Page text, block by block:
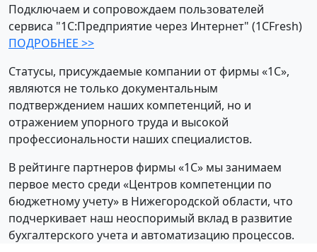
Подключаем и сопровождаем пользователей
сервиса "1С:Предприятие через Интернет" (1CFresh)
ПОДРОБНЕЕ >>
Статусы, присуждаемые компании от фирмы «1С»,
являются не только документальным
подтверждением наших компетенций, но и
отражением упорного труда и высокой
профессиональности наших специалистов.
В рейтинге партнеров фирмы «1С» мы занимаем
первое место среди «Центров компетенции по
бюджетному учету» в Нижегородской области, что
подчеркивает наш неоспоримый вклад в развитие
бухгалтерского учета и автоматизацию процессов.